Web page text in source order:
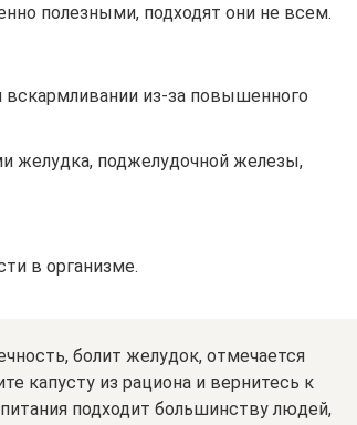
полезными, подходят они не всем.
из-за повышенного
желудка, поджелудочной железы,
в организме.
болит желудок, отмечается
капусту из рациона и вернитесь к
подходит большинству людей,